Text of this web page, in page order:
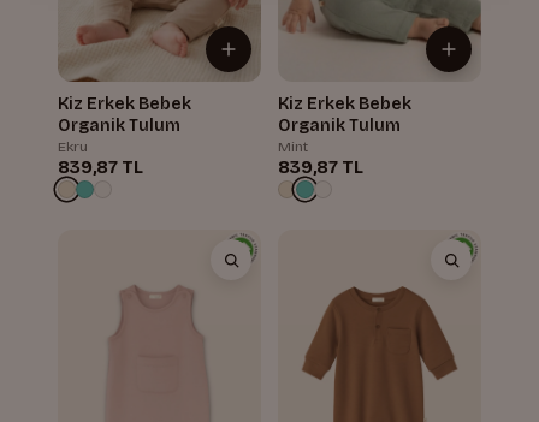
Kiz Erkek Bebek
Organik Tulum
Ekru
839,87 TL
Kiz Erkek Bebek
Organik Tulum
Mint
839,87 TL